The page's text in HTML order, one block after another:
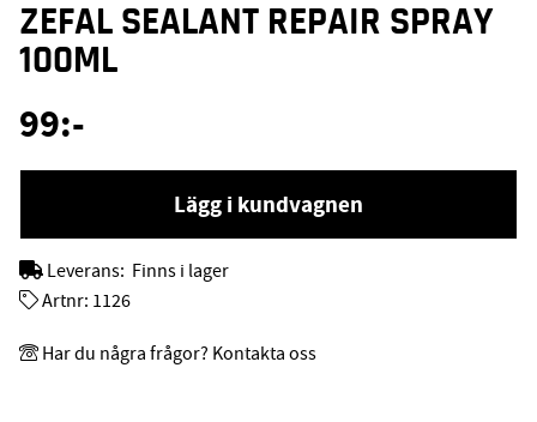
ZEFAL SEALANT REPAIR SPRAY
100ML
99:-
Lägg i kundvagnen
Leverans: Finns i lager
Artnr: 1126
Har du några frågor? Kontakta oss